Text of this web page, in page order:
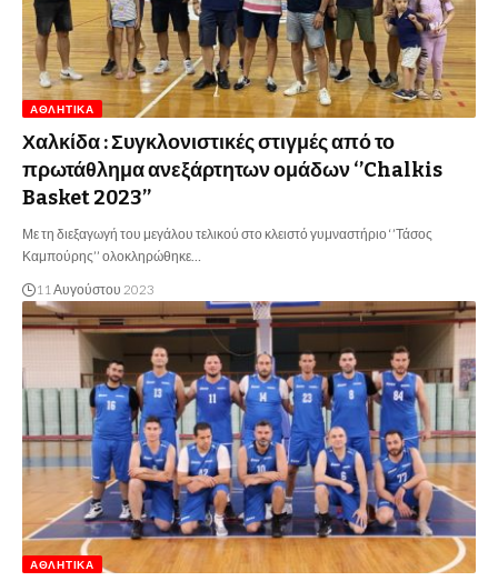
ΑΘΛΗΤΙΚΆ
Χαλκίδα : Συγκλονιστικές στιγμές από το
πρωτάθλημα ανεξάρτητων ομάδων ‘’Chalkis
Basket 2023’’
Με τη διεξαγωγή του μεγάλου τελικού στο κλειστό γυμναστήριο ‘’Τάσος
Καμπούρης’’ ολοκληρώθηκε…
11 Αυγούστου 2023
ΑΘΛΗΤΙΚΆ